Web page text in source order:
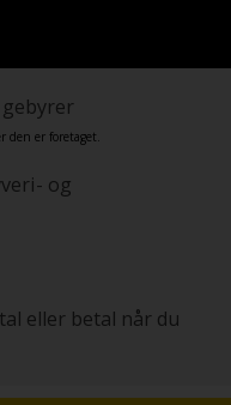
den er foretaget.
og
eller betal når du